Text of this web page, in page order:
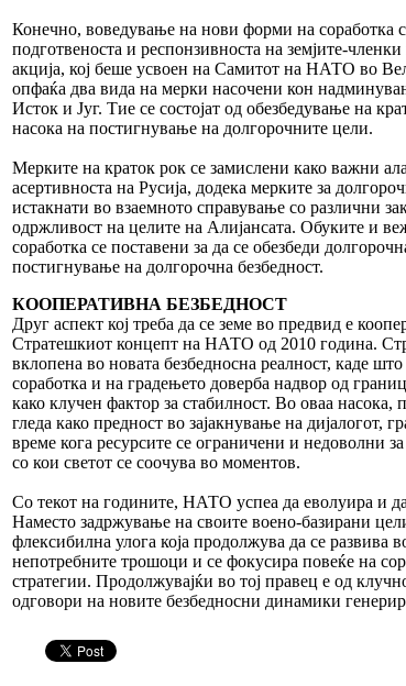
Конечно, воведување на нови форми на соработка
подготвеноста и респонзивноста на земјите-
акција, кој беше усвоен на Самитот на НАТО во
опфаќа два вида на мерки насочени кон
Исток и Југ. Тие се состојат од обезбедување на
насока на постигнување на долгорочните цели.
Мерките на краток рок се замислени како важни
асертивноста на Русија, додека мерките за
истакнати во взаемното справување со различни
одржливост на целите на Алијансата. Обуките и
соработка се поставени за да се обезбеди
постигнување на долгорочна безбедност.
КООПЕРАТИВНА БЕЗБЕДНОСТ
Друг аспект кој треба да се земе во предвид е
Стратешкиот концепт на НАТО од 2010 година.
вклопена во новата безбедносна реалност, каде
соработка и на градењето доверба надвор од
како клучен фактор за стабилност. Во оваа насока,
гледа како предност во зајакнување на дијалогот,
време кога ресурсите се ограничени и недоволни
со кои светот се соочува во моментов.
Со текот на годините, НАТО успеа да еволуира и
Наместо задржување на своите воено-базирани
флексибилна улога која продолжува да се развива
непотребните трошоци и се фокусира повеќе на
стратегии. Продолжувајќи во тој правец е од
одговори на новите безбедносни динамики